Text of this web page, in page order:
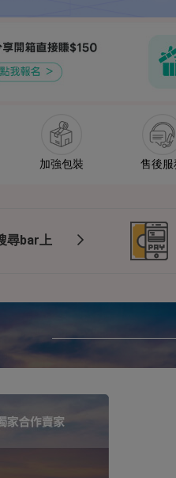
加強包裝 售後服
尋bar上